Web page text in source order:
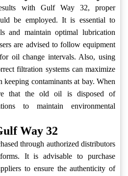
with Gulf Way 32, proper
be employed. It is essential to
and maintain optimal lubrication
are advised to follow equipment
oil change intervals. Also, using
filtration systems can maximize
contaminants at bay. When
that the old oil is disposed of
to maintain environmental
Way 32
through authorized distributors
It is advisable to purchase
to ensure the authenticity of